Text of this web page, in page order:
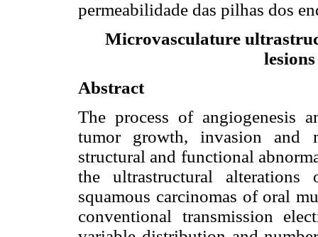
permeabilidade das pilhas dos
Microvasculature
Abstract
The process of angiogenesis
tumor growth, invasion and
structural and functional
the ultrastructural alterations
squamous carcinomas of oral
conventional transmission